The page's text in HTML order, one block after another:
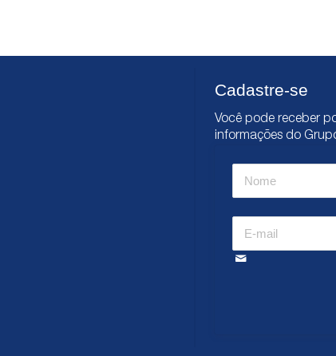
Cadastre-se
Você pode receber
informações do